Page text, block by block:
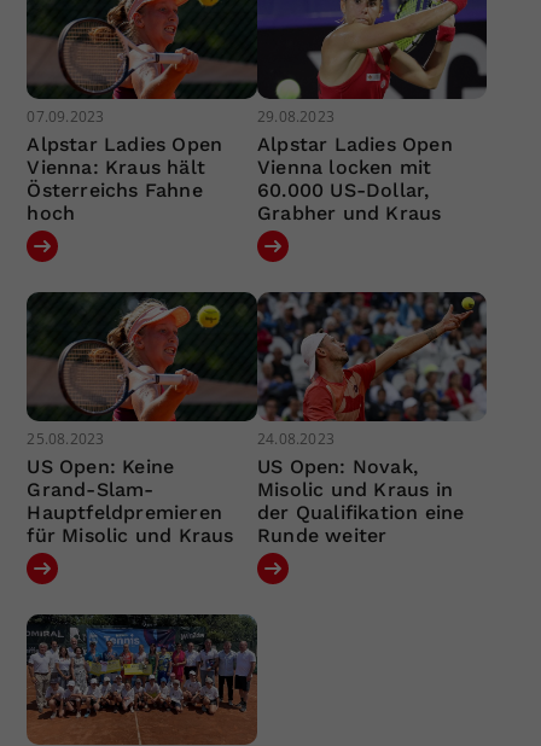
07.09.2023
Alpstar Ladies Open
Vienna: Kraus hält
Österreichs Fahne
hoch
29.08.2023
Alpstar Ladies Open
Vienna locken mit
60.000 US-Dollar,
Grabher und Kraus
25.08.2023
US Open: Keine
Grand-Slam-
Hauptfeldpremieren
für Misolic und Kraus
24.08.2023
US Open: Novak,
Misolic und Kraus in
der Qualifikation eine
Runde weiter